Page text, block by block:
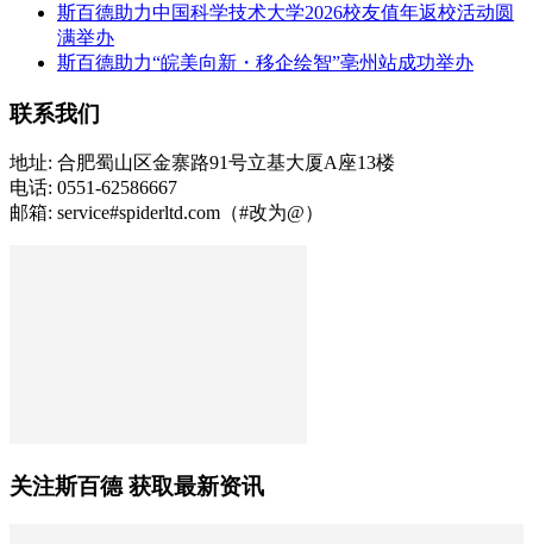
斯百德助力中国科学技术大学2026校友值年返校活动圆
满举办
斯百德助力“皖美向新・移企绘智”亳州站成功举办
联系我们
地址: 合肥蜀山区金寨路91号立基大厦A座13楼
电话: 0551-62586667
邮箱: service#spiderltd.com（#改为@）
关注斯百德 获取最新资讯